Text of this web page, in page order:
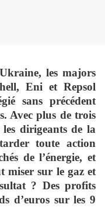
les majors
Eni et Repsol
sans précédent
Avec plus de trois
les dirigeants de la
toute action
de l’énergie, et
miser sur le gaz et
? Des profits
d’euros sur les 9